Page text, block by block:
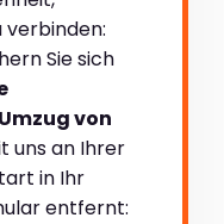
verbinden:
Sie sich
von
uns an Ihrer
in Ihr
entfernt: